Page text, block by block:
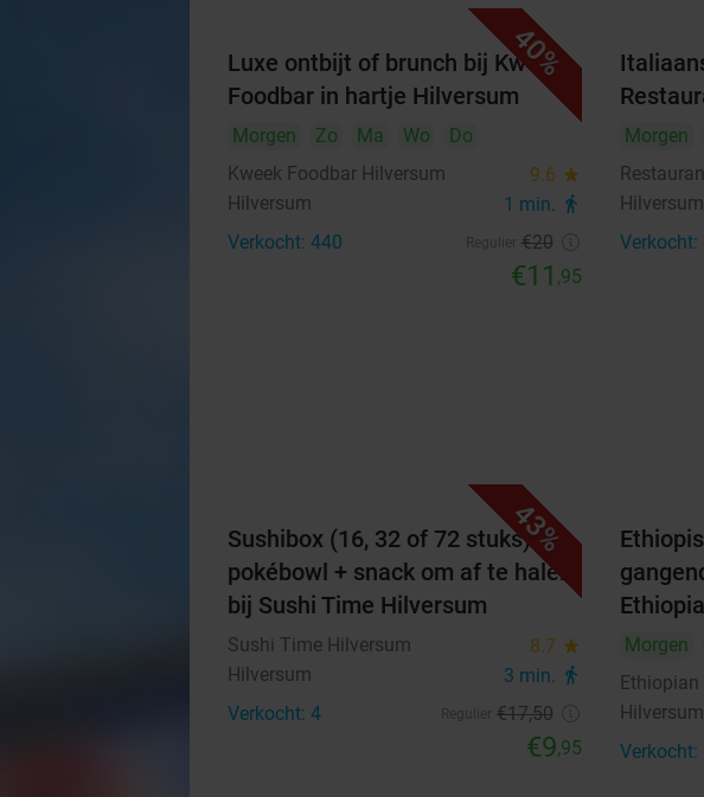
40%
Luxe ontbijt of brunch bij Kweek
Foodbar in hartje Hilversum
Morgen Zo Ma Wo
Do
Kweek Foodbar Hilversum
9.6 star
Hilversum 1 min. directions_walk
Verkocht: 440 €20
€11 ,95
Morgen
Hilversum
Verkocht:
43%
Sushibox (16, 32 of 72 stuks) of
pokébowl + snack om af te halen
bij Sushi Time Hilversum
Sushi Time Hilversum 8.7 star
Hilversum 3 min. directions_walk
Verkocht: 4 €17,50
€9,95
Morgen
Hilversum
Verkocht: